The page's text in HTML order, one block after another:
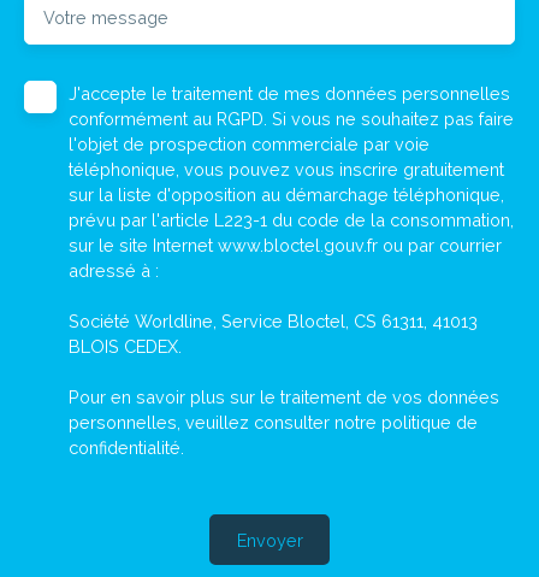
Votre message
J'accepte le traitement de mes données personnelles
conformément au RGPD. Si vous ne souhaitez pas faire
l'objet de prospection commerciale par voie
téléphonique, vous pouvez vous inscrire gratuitement
sur la liste d'opposition au démarchage téléphonique,
prévu par l'article L223-1 du code de la consommation,
sur le site Internet www.bloctel.gouv.fr ou par courrier
adressé à :
Société Worldline, Service Bloctel, CS 61311, 41013
BLOIS CEDEX.
Pour en savoir plus sur le traitement de vos données
personnelles, veuillez consulter notre politique de
confidentialité
Envoyer